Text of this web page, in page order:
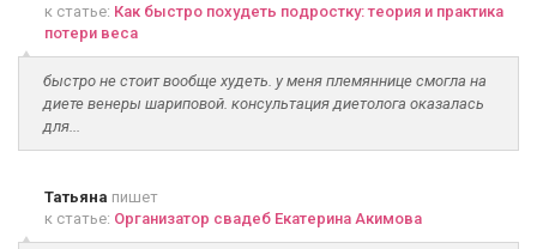
к статье: Как быстро похудеть подростку: теория и практика
потери веса
быстро не стоит вообще худеть. у меня племяннице смогла на
диете венеры шариповой. консультация диетолога оказалась
для...
Татьяна пишет
к статье: Организатор свадеб Екатерина Акимова